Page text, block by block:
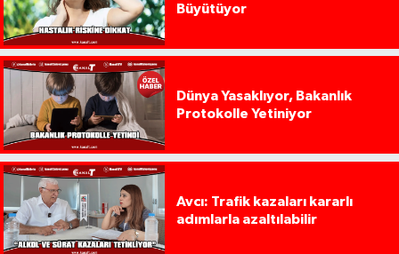
Büyütüyor
Dünya Yasaklıyor, Bakanlık
Protokolle Yetiniyor
Avcı: Trafik kazaları kararlı
adımlarla azaltılabilir